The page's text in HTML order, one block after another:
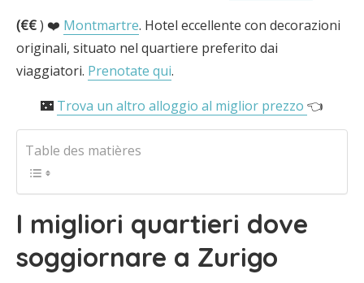
(€€) ❤️ Montmartre. Hotel eccellente con decorazioni
originali, situato nel quartiere preferito dai
viaggiatori. Prenotate qui.
🌃 Trova un altro alloggio al miglior prezzo 👈
Table des matières
I migliori quartieri dove
soggiornare a Zurigo